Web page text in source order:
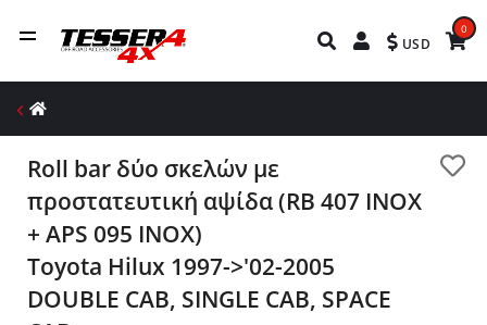
USD
0
Roll bar δύο σκελών με
προστατευτική αψίδα (RB 407 INOX
+ APS 095 INOX)
Toyota Hilux 1997->'02-2005
DOUBLE CAB, SINGLE CAB, SPACE